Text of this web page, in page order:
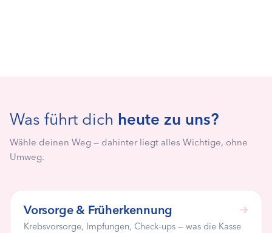
Was führt dich heute zu uns?
Wähle deinen Weg — dahinter liegt alles Wichtige, ohne
Umweg.
Vorsorge & Früherkennung
Krebsvorsorge, Impfungen, Check-ups — was die Kasse